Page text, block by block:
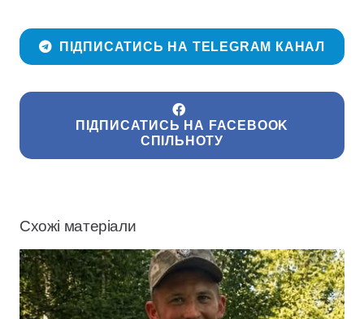
ПІДПИСАТИСЬ НА TELEGRAM КАНАЛ
ПІДПИСАТИСЬ НА FACEBOOK
СПІЛЬНОТУ
Схожі матеріали